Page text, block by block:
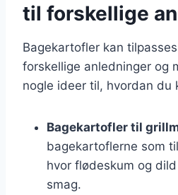
til forskellige
Bagekartofler kan
forskellige anledninger og
nogle ideer til, hvordan du
Bagekartofler til
bagekartoflerne som
hvor flødeskum og
smag.